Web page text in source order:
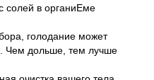
солей в органиЕме
голодание может
Чем дольше, тем лучше